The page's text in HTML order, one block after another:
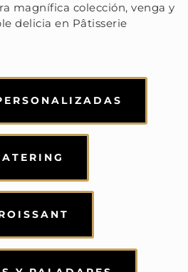
magnífica colección, venga y
delicia en Pâtisserie